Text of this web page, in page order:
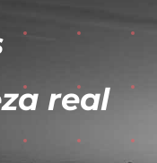
real